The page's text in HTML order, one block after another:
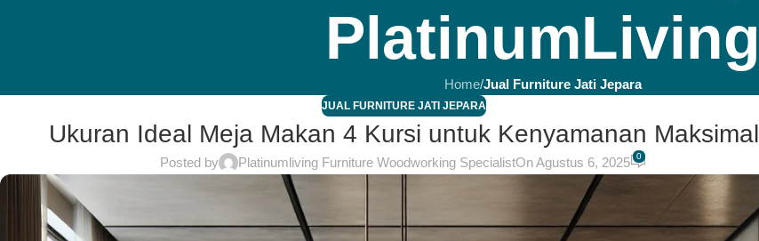
PlatinumLiving
Home/Jual Furniture Jati Jepara
JUAL FURNITURE JATI JEPARA
Ukuran Ideal Meja Makan 4 Kursi untuk Kenyamanan Maksimal
Posted by Platinumliving Furniture Woodworking SpecialistOn Agustus 6, 2025 0